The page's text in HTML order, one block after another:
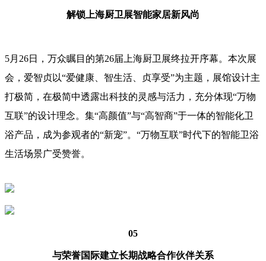
解锁上海厨卫展智能家居新风尚
5月26日，万众瞩目的第26届上海厨卫展终拉开序幕。本次展
会，爱智贞以“爱健康、智生活、贞享受”为主题，展馆设计主
打极简，在极简中透露出科技的灵感与活力，充分体现“万物
互联”的设计理念。集“高颜值”与“高智商”于一体的智能化卫
浴产品，成为参观者的“新宠”。“万物互联”时代下的智能卫浴
生活场景广受赞誉。
05
与荣誉国际建立长期战略合作伙伴关系